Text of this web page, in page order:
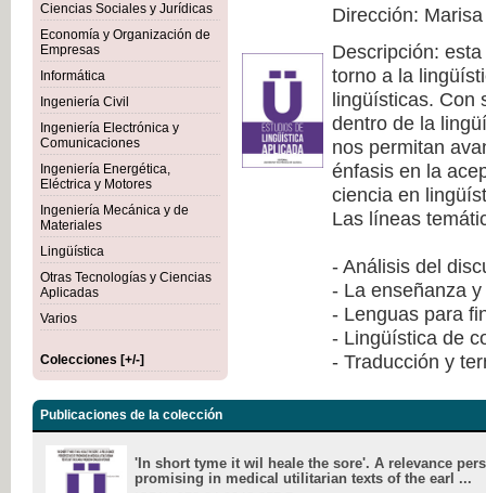
Ciencias Sociales y Jurídicas
Economía y Organización de
Empresas
Informática
Ingeniería Civil
Ingeniería Electrónica y
Comunicaciones
Ingeniería Energética,
Eléctrica y Motores
Ingeniería Mecánica y de
Materiales
Lingüística
Otras Tecnologías y Ciencias
Aplicadas
Varios
Colecciones [+/-]
Dirección:
Descripción:
torno a la
lingüísticas. Con
dentro de la
nos permitan
énfasis en la
ciencia en
Las líneas
- Análisis del
- La enseñanza
- Lenguas para
- Lingüística de
- Traducción y
Publicaciones de la colección
'In short tyme it wil heale the sore'. A relevance
promising in medical utilitarian texts of the earl ...